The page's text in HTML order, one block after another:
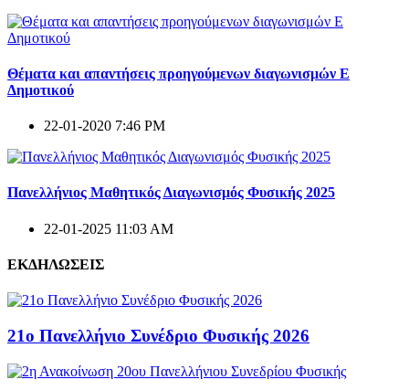
Θέματα και απαντήσεις προηγούμενων διαγωνισμών E
Δημοτικού
22-01-2020 7:46 PM
Πανελλήνιος Μαθητικός Διαγωνισμός Φυσικής 2025
22-01-2025 11:03 AM
ΕΚΔΗΛΩΣΕΙΣ
21ο Πανελλήνιο Συνέδριο Φυσικής 2026